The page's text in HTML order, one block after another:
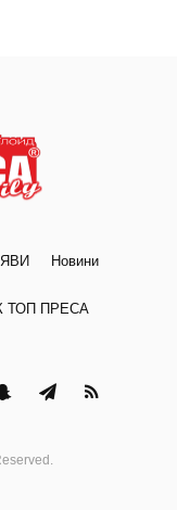
Новини
ТОП ПРЕСА